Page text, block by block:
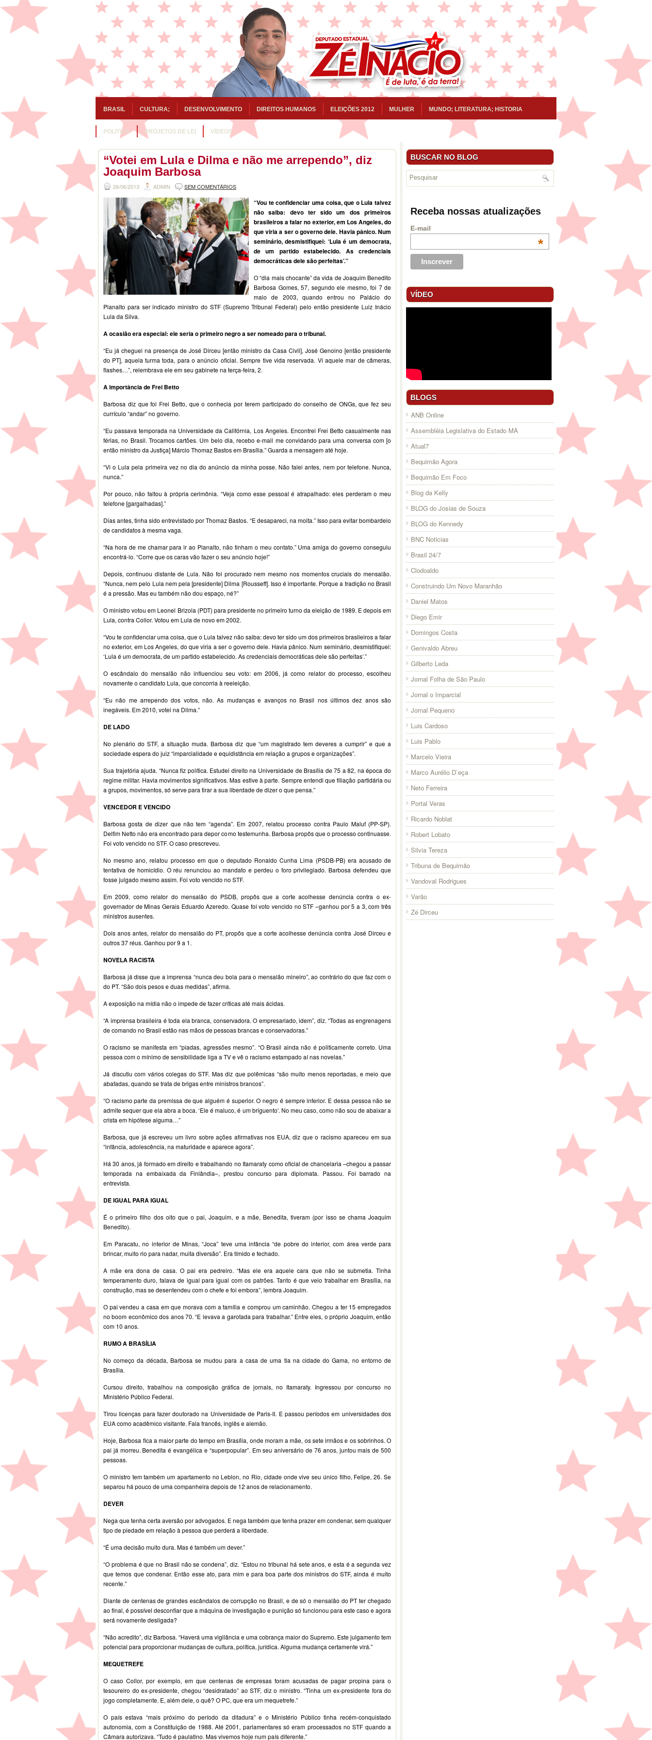
BRASIL CULTURA; DESENVOLVIMENTO DIREITOS HUMANOS ELEIÇÕES 2012 MULHER MUNDO; LITERATURA; HISTORIA
POLITICA PROJETOS DE LEI VÍDEOS
“Votei em Lula e Dilma e não me arrependo”, diz
Joaquim Barbosa
26/06/2013 ADMIN SEM COMENTÁRIOS
“Vou te confidenciar uma coisa, que o Lula talvez
não saiba: devo ter sido um dos primeiros
brasileiros a falar no exterior, em Los Angeles, do
que viria a ser o governo dele. Havia pânico. Num
seminário, desmistifiquei: ‘Lula é um democrata,
de um partido estabelecido. As credenciais
democráticas dele são perfeitas’.”
O “dia mais chocante” da vida de Joaquim Benedito
Barbosa Gomes, 57, segundo ele mesmo, foi 7 de
maio de 2003, quando entrou no Palácio do
Planalto para ser indicado ministro do STF (Supremo Tribunal Federal) pelo então presidente Luiz Inácio
Lula da Silva.
A ocasião era especial: ele seria o primeiro negro a ser nomeado para o tribunal.
“Eu já cheguei na presença de José Dirceu [então ministro da Casa Civil], José Genoino [então presidente
do PT], aquela turma toda, para o anúncio oficial. Sempre tive vida reservada. Vi aquele mar de câmeras,
flashes…”, relembrava ele em seu gabinete na terça-feira, 2.
A importância de Frei Betto
Barbosa diz que foi Frei Betto, que o conhecia por terem participado do conselho de ONGs, que fez seu
currículo “andar” no governo.
“Eu passava temporada na Universidade da Califórnia, Los Angeles. Encontrei Frei Betto casualmente nas
férias, no Brasil. Trocamos cartões. Um belo dia, recebo e-mail me convidando para uma conversa com [o
então ministro da Justiça] Márcio Thomaz Bastos em Brasília.” Guarda a mensagem até hoje.
“Vi o Lula pela primeira vez no dia do anúncio da minha posse. Não falei antes, nem por telefone. Nunca,
nunca.”
Por pouco, não faltou à própria cerimônia. “Veja como esse pessoal é atrapalhado: eles perderam o meu
telefone [gargalhadas].”
Dias antes, tinha sido entrevistado por Thomaz Bastos. “E desapareci, na moita.” Isso para evitar bombardeio
de candidatos à mesma vaga.
“Na hora de me chamar para ir ao Planalto, não tinham o meu contato.” Uma amiga do governo conseguiu
encontrá-lo. “Corre que os caras vão fazer o seu anúncio hoje!”
Depois, continuou distante de Lula. Não foi procurado nem mesmo nos momentos cruciais do mensalão.
“Nunca, nem pelo Lula nem pela [presidente] Dilma [Rousseff]. Isso é importante. Porque a tradição no Brasil
é a pressão. Mas eu também não dou espaço, né?”
O ministro votou em Leonel Brizola (PDT) para presidente no primeiro turno da eleição de 1989. E depois em
Lula, contra Collor. Votou em Lula de novo em 2002.
“Vou te confidenciar uma coisa, que o Lula talvez não saiba: devo ter sido um dos primeiros brasileiros a falar
no exterior, em Los Angeles, do que viria a ser o governo dele. Havia pânico. Num seminário, desmistifiquei:
‘Lula é um democrata, de um partido estabelecido. As credenciais democráticas dele são perfeitas’.”
O escândalo do mensalão não influenciou seu voto: em 2006, já como relator do processo, escolheu
novamente o candidato Lula, que concorria à reeleição.
“Eu não me arrependo dos votos, não. As mudanças e avanços no Brasil nos últimos dez anos são
inegáveis. Em 2010, votei na Dilma.”
DE LADO
No plenário do STF, a situação muda. Barbosa diz que “um magistrado tem deveres a cumprir” e que a
sociedade espera do juiz “imparcialidade e equidistância em relação a grupos e organizações”.
Sua trajetória ajuda. “Nunca fiz política. Estudei direito na Universidade de Brasília de 75 a 82, na época do
regime militar. Havia movimentos significativos. Mas estive à parte. Sempre entendi que filiação partidária ou
a grupos, movimentos, só serve para tirar a sua liberdade de dizer o que pensa.”
VENCEDOR E VENCIDO
Barbosa gosta de dizer que não tem “agenda”. Em 2007, relatou processo contra Paulo Maluf (PP-SP).
Delfim Netto não era encontrado para depor como testemunha. Barbosa propôs que o processo continuasse.
Foi voto vencido no STF. O caso prescreveu.
No mesmo ano, relatou processo em que o deputado Ronaldo Cunha Lima (PSDB-PB) era acusado de
tentativa de homicídio. O réu renunciou ao mandato e perdeu o foro privilegiado. Barbosa defendeu que
fosse julgado mesmo assim. Foi voto vencido no STF.
Em 2009, como relator do mensalão do PSDB, propôs que a corte acolhesse denúncia contra o ex-
governador de Minas Gerais Eduardo Azeredo. Quase foi voto vencido no STF –ganhou por 5 a 3, com três
ministros ausentes.
Dois anos antes, relator do mensalão do PT, propôs que a corte acolhesse denúncia contra José Dirceu e
outros 37 réus. Ganhou por 9 a 1.
NOVELA RACISTA
Barbosa já disse que a imprensa “nunca deu bola para o mensalão mineiro”, ao contrário do que faz com o
do PT. “São dois pesos e duas medidas”, afirma.
A exposição na mídia não o impede de fazer críticas até mais ácidas.
“A imprensa brasileira é toda ela branca, conservadora. O empresariado, idem”, diz. “Todas as engrenagens
de comando no Brasil estão nas mãos de pessoas brancas e conservadoras.”
O racismo se manifesta em “piadas, agressões mesmo”. “O Brasil ainda não é politicamente correto. Uma
pessoa com o mínimo de sensibilidade liga a TV e vê o racismo estampado aí nas novelas.”
Já discutiu com vários colegas do STF. Mas diz que polêmicas “são muito menos reportadas, e meio que
abafadas, quando se trata de brigas entre ministros brancos”.
“O racismo parte da premissa de que alguém é superior. O negro é sempre inferior. E dessa pessoa não se
admite sequer que ela abra a boca. ‘Ele é maluco, é um briguento’. No meu caso, como não sou de abaixar a
crista em hipótese alguma…”
Barbosa, que já escreveu um livro sobre ações afirmativas nos EUA, diz que o racismo apareceu em sua
“infância, adolescência, na maturidade e aparece agora”.
Há 30 anos, já formado em direito e trabalhando no Itamaraty como oficial de chancelaria –chegou a passar
temporada na embaixada da Finlândia–, prestou concurso para diplomata. Passou. Foi barrado na
entrevista.
DE IGUAL PARA IGUAL
É o primeiro filho dos oito que o pai, Joaquim, e a mãe, Benedita, tiveram (por isso se chama Joaquim
Benedito).
Em Paracatu, no interior de Minas, “Joca” teve uma infância “de pobre do interior, com área verde para
brincar, muito rio para nadar, muita diversão”. Era tímido e fechado.
A mãe era dona de casa. O pai era pedreiro. “Mas ele era aquele cara que não se submetia. Tinha
temperamento duro, falava de igual para igual com os patrões. Tanto é que veio trabalhar em Brasília, na
construção, mas se desentendeu com o chefe e foi embora”, lembra Joaquim.
O pai vendeu a casa em que morava com a família e comprou um caminhão. Chegou a ter 15 empregados
no boom econômico dos anos 70. “E levava a garotada para trabalhar.” Entre eles, o próprio Joaquim, então
com 10 anos.
RUMO A BRASÍLIA
No começo da década, Barbosa se mudou para a casa de uma tia na cidade do Gama, no entorno de
Brasília.
Cursou direito, trabalhou na composição gráfica de jornais, no Itamaraty. Ingressou por concurso no
Ministério Público Federal.
Tirou licenças para fazer doutorado na Universidade de Paris-II. E passou períodos em universidades dos
EUA como acadêmico visitante. Fala francês, inglês e alemão.
Hoje, Barbosa fica a maior parte do tempo em Brasília, onde moram a mãe, os sete irmãos e os sobrinhos. O
pai já morreu. Benedita é evangélica e “superpopular”. Em seu aniversário de 76 anos, juntou mais de 500
pessoas.
O ministro tem também um apartamento no Leblon, no Rio, cidade onde vive seu único filho, Felipe, 26. Se
separou há pouco de uma companheira depois de 12 anos de relacionamento.
DEVER
Nega que tenha certa aversão por advogados. E nega também que tenha prazer em condenar, sem qualquer
tipo de piedade em relação à pessoa que perderá a liberdade.
“É uma decisão muito dura. Mas é também um dever.”
“O problema é que no Brasil não se condena”, diz. “Estou no tribunal há sete anos, e esta é a segunda vez
que temos que condenar. Então esse ato, para mim e para boa parte dos ministros do STF, ainda é muito
recente.”
Diante de centenas de grandes escândalos de corrupção no Brasil, e de só o mensalão do PT ter chegado
ao final, é possível desconfiar que a máquina de investigação e punição só funcionou para este caso e agora
será novamente desligada?
“Não acredito”, diz Barbosa. “Haverá uma vigilância e uma cobrança maior do Supremo. Este julgamento tem
potencial para proporcionar mudanças de cultura, política, jurídica. Alguma mudança certamente virá.”
MEQUETREFE
O caso Collor, por exemplo, em que centenas de empresas foram acusadas de pagar propina para o
tesoureiro do ex-presidente, chegou “desidratado” ao STF, diz o ministro. “Tinha um ex-presidente fora do
jogo completamente. E, além dele, o quê? O PC, que era um mequetrefe.”
O país estava “mais próximo do período da ditadura” e o Ministério Público tinha recém-conquistado
autonomia, com a Constituição de 1988. Até 2001, parlamentares só eram processados no STF quando a
Câmara autorizava. “Tudo é paulatino. Mas vivemos hoje num país diferente.”
BUSCAR NO BLOG
Receba nossas atualizações
E-mail
*
VÍDEO
BLOGS
ANB Online
Assembléia Legislativa do Estado MA
Atual7
Bequimão Agora
Bequimão Em Foco
Blog da Kelly
BLOG do Josias de Souza
BLOG do Kennedy
BNC Noticias
Brasil 24/7
Clodoaldo
Construindo Um Novo Maranhão
Daniel Matos
Diego Emir
Domingos Costa
Genivaldo Abreu
Gilberto Leda
Jornal Folha de São Paulo
Jornal o Imparcial
Jornal Pequeno
Luis Cardoso
Luis Pablo
Marcelo Vieira
Marco Aurélio D`eça
Neto Ferreira
Portal Veras
Ricardo Noblat
Robert Lobato
Silvia Tereza
Tribuna de Bequimão
Vandoval Rodrigues
Varão
Zé Dirceu